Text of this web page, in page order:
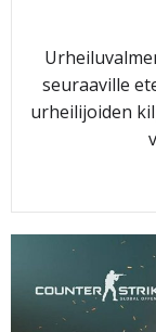
seuraaville
urheilijoiden